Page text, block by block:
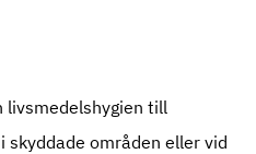
till
områden eller vid